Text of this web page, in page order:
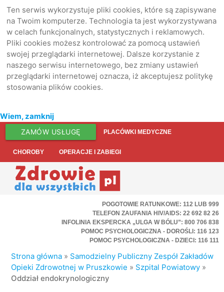
Ten serwis wykorzystuje pliki cookies, które są zapisywane
na Twoim komputerze. Technologia ta jest wykorzystywana
w celach funkcjonalnych, statystycznych i reklamowych.
Pliki cookies możesz kontrolować za pomocą ustawień
swojej przeglądarki internetowej. Dalsze korzystanie z
naszego serwisu internetowego, bez zmiany ustawień
przeglądarki internetowej oznacza, iż akceptujesz politykę
stosowania plików cookies.
Wiem, zamknij
ZAMÓW USŁUGĘ PLACÓWKI MEDYCZNE
CHOROBY OPERACJE I ZABIEGI
POGOTOWIE RATUNKOWE: 112 LUB 999
TELEFON ZAUFANIA HIV/AIDS: 22 692 82 26
INFOLINIA EKSPERCKA „ULGA W BÓLU”: 800 706 838
POMOC PSYCHOLOGICZNA - DOROŚLI: 116 123
POMOC PSYCHOLOGICZNA - DZIECI: 116 111
Strona główna » Samodzielny Publiczny Zespół Zakładów
Opieki Zdrowotnej w Pruszkowie » Szpital Powiatowy »
Oddział endokrynologiczny